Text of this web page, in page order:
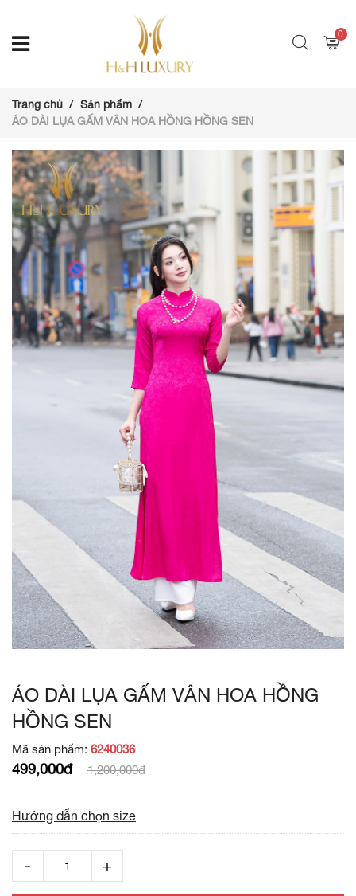
0
Trang chủ
Sản phẩm
ÁO DÀI LỤA GẤM VÂN HOA HỒNG HỒNG SEN
ÁO DÀI LỤA GẤM VÂN HOA HỒNG
HỒNG SEN
Mã sản phẩm: 6240036
499,000đ 1,200,000đ
Hướng dẫn chọn size